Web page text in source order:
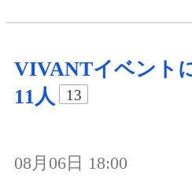
VIVANTイベント
11人
13
08月06日 18:00